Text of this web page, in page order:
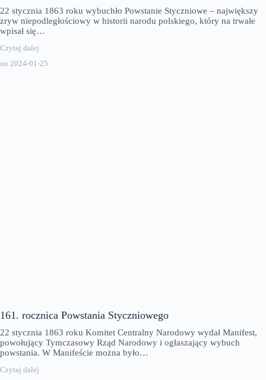
on 2024-01-25
22 stycznia 1863 roku wybuchło Powstanie Styczniowe – największy
zryw niepodległościowy w historii narodu polskiego, który na trwałe
wpisał się…
Czytaj dalej
161. rocznica Powstania Styczniowego
22 stycznia 1863 roku Komitet Centralny Narodowy wydał Manifest,
powołujący Tymczasowy Rząd Narodowy i ogłaszający wybuch
powstania. W Manifeście można było…
Czytaj dalej